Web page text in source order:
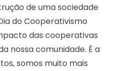
de uma sociedade
do Cooperativismo
das cooperativas
nossa comunidade. É a
somos muito mais